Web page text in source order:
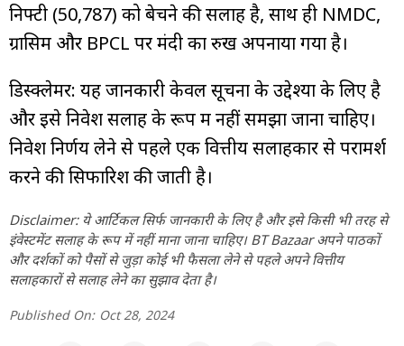
निफ्टी (50,787) को बेचने की सलाह है, साथ ही NMDC,
ग्रासिम और BPCL पर मंदी का रुख अपनाया गया है।
डिस्क्लेमर: यह जानकारी केवल सूचना के उद्देश्यों के लिए है
और इसे निवेश सलाह के रूप में नहीं समझा जाना चाहिए।
निवेश निर्णय लेने से पहले एक वित्तीय सलाहकार से परामर्श
करने की सिफारिश की जाती है।
Disclaimer: ये आर्टिकल सिर्फ जानकारी के लिए है और इसे किसी भी तरह से
इंवेस्टमेंट सलाह के रूप में नहीं माना जाना चाहिए। BT Bazaar अपने पाठकों
और दर्शकों को पैसों से जुड़ा कोई भी फैसला लेने से पहले अपने वित्तीय
सलाहकारों से सलाह लेने का सुझाव देता है।
Published On: Oct 28, 2024